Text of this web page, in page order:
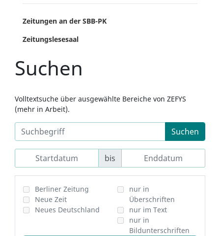
Zeitungen an der SBB-PK
Zeitungslesesaal
Suchen
Volltextsuche über ausgewählte Bereiche von ZEFYS
(mehr in Arbeit).
Suchen
bis
Berliner Zeitung
Neue Zeit
Neues Deutschland
nur in
Überschriften
nur im Text
nur in
Bildunterschriften